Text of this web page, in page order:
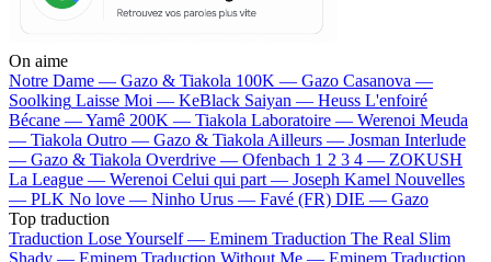
On aime
Notre Dame — Gazo & Tiakola 100K — Gazo Casanova —
Soolking Laisse Moi — KeBlack Saiyan — Heuss L'enfoiré
Bécane —Yamê 200K — Tiakola Laboratoire — Werenoi Meuda
— Tiakola Outro — Gazo & Tiakola Ailleurs — Josman Interlude
— Gazo & Tiakola Overdrive — Ofenbach 1 2 3 4 — ZOKUSH
La League — Werenoi Celui qui part — Joseph Kamel Nouvelles
— PLK No love — Ninho Urus — Favé (FR) DIE — Gazo
Top traduction
Traduction Lose Yourself — Eminem Traduction The Real Slim
Shady — Eminem Traduction Without Me — Eminem Traduction